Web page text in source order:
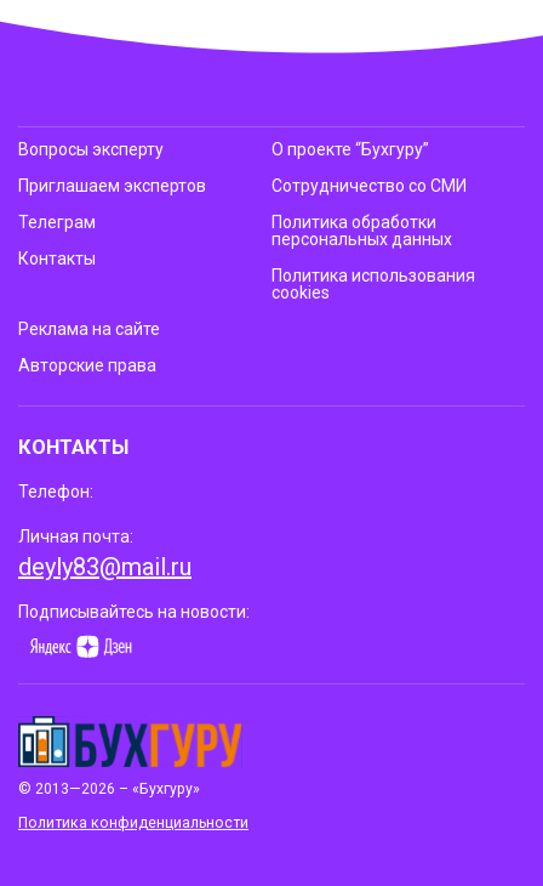
© 2013—2026 – «Бухгуру»
Политика конфиденциальности
Вопросы эксперту
Приглашаем экспертов
Телеграм
Контакты
О проекте “Бухгуру”
Сотрудничество со СМИ
Политика обработки
персональных данных
Политика использования
cookies
Реклама на сайте
Авторские права
КОНТАКТЫ
Телефон:
Личная почта:
deyly83@mail.ru
Подписывайтесь на новости: